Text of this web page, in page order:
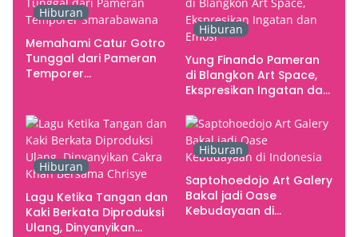
Hiburan
Memahami Catur Gotro
Tunggal dari Pameran
Temporer
Hiburan
Yung Finando Pameran
di Blangkon Art Space,
Ekspresikan Ingatan dan
Hiburan
Lagu Ketika Tangan dan
Kaki Berkata Diproduksi
Ulang, Dinyanyikan
Hiburan
Saptohoedojo Art Galery
Bakal jadi Oase
Kebudayaan di